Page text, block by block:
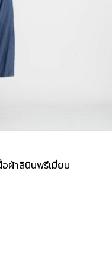
ผ้าลินินพรีเมี่ยม